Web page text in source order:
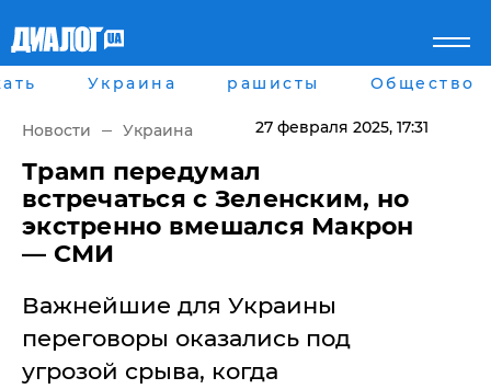
Главная
рассея
Мир
Беларусь
Военное обозрение
Наука и Техника
Экономика
Блоги
Шоу-биз
Здоровье
Города
Луганск
Днепр
Львов
Украина рашисты Общество
Новости Украина 27 февраля 2025, 17:31
Трамп передумал
встречаться с Зеленским, но
экстренно вмешался Макрон
— СМИ
Важнейшие для Украины
переговоры оказались под
угрозой срыва, когда